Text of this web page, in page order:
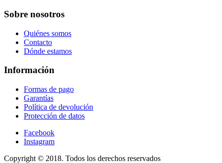
Sobre nosotros
Quiénes somos
Contacto
Dónde estamos
Información
Formas de pago
Garantías
Política de devolución
Protección de datos
Facebook
Instagram
Copyright © 2018. Todos los derechos reservados